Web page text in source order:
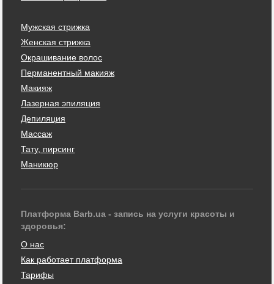
Мужская стрижка
Женская стрижка
Окрашивание волос
Перманентный макияж
Макияж
Лазерная эпиляция
Депиляция
Массаж
Тату, пирсинг
Маникюр
Платформа Barb.ua - запись на услуги красоты и
здоровья:
О нас
Как работает платформа
Тарифы